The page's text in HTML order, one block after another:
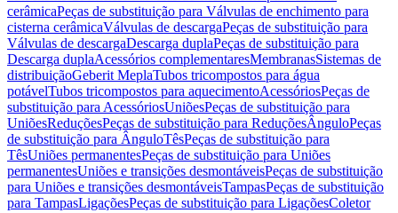
cerâmicaPeças de substituição para Válvulas de enchimento para
cisterna cerâmicaVálvulas de descargaPeças de substituição para
Válvulas de descargaDescarga duplaPeças de substituição para
Descarga duplaAcessórios complementaresMembranasSistemas de
distribuiçãoGeberit MeplaTubos tricompostos para água
potávelTubos tricompostos para aquecimentoAcessóriosPeças de
substituição para AcessóriosUniõesPeças de substituição para
UniõesReduçõesPeças de substituição para ReduçõesÂnguloPeças
de substituição para ÂnguloTêsPeças de substituição para
TêsUniões permanentesPeças de substituição para Uniões
permanentesUniões e transições desmontáveisPeças de substituição
para Uniões e transições desmontáveisTampasPeças de substituição
para TampasLigaçõesPeças de substituição para LigaçõesColetor